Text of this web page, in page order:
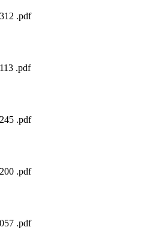
.pdf
.pdf
.pdf
.pdf
.pdf